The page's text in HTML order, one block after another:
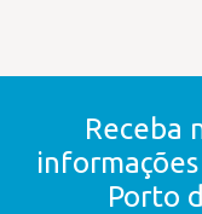
Receba
Porto